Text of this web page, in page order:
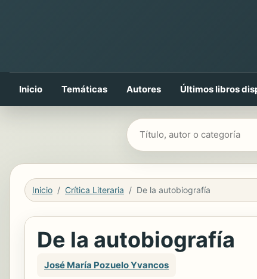
Inicio Temáticas Autores Últimos libros
Buscar libros
Inicio Crítica Literaria De la autobiografía
De la autobiografía
José María Pozuelo Yvancos